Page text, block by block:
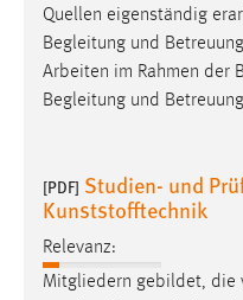
Quellen eigenständig
Begleitung und
Arbeiten im Rahmen der
Begleitung und
[PDF] Studien- und
Kunststofftechnik
Relevanz:
Mitgliedern gebildet, die